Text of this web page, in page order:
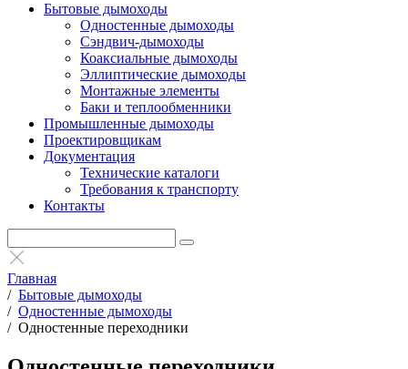
Бытовые дымоходы
Одностенные дымоходы
Сэндвич-дымоходы
Коаксиальные дымоходы
Эллиптические дымоходы
Монтажные элементы
Баки и теплообменники
Промышленные дымоходы
Проектировщикам
Документация
Технические каталоги
Требования к транспорту
Контакты
Главная
/ Бытовые дымоходы
/ Одностенные дымоходы
/ Одностенные переходники